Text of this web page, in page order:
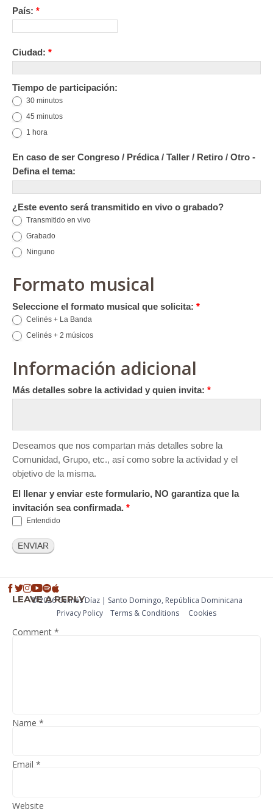
País: *
Ciudad: *
Tiempo de participación:
30 minutos
45 minutos
1 hora
En caso de ser Congreso / Prédica / Taller / Retiro / Otro -
Defina el tema:
¿Este evento será transmitido en vivo o grabado?
Transmitido en vivo
Grabado
Ninguno
Formato musical
Seleccione el formato musical que solicita: *
Celinés + La Banda
Celinés + 2 músicos
Información adicional
Más detalles sobre la actividad y quien invita: *
Deseamos que nos compartan más detalles sobre la
Comunidad, Grupo, etc., así como sobre la actividad y el
objetivo de la misma.
El llenar y enviar este formulario, NO garantiza que la
invitación sea confirmada. *
Entendido
LEAVE A REPLY
Comment *
Name *
Email *
Website
© 2026 Celinés Díaz | Santo Domingo, República Dominicana
Privacy Policy
Тerms & Conditions Cookies